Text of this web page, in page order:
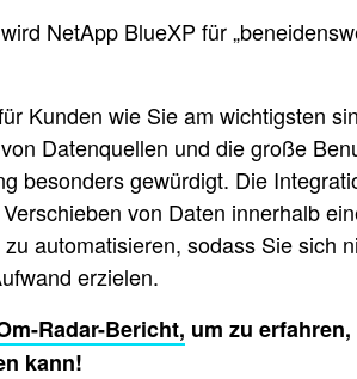
NetApp BlueXP für
Kunden wie Sie am wichtigsten
Datenquellen und die große
besonders gewürdigt. Die
von Daten innerhalb
automatisieren, sodass Sie sich
erzielen.
Radar-Bericht, um zu
kann!